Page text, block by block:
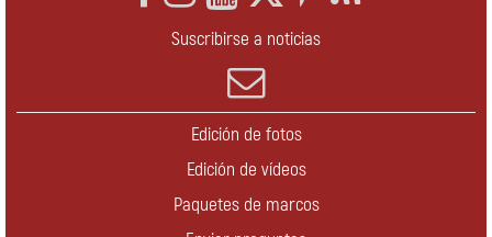
Suscribirse a noticias
Edición de fotos
Edición de vídeos
Paquetes de marcos